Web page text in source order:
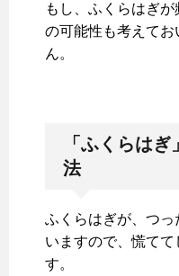
もし、ふくらはぎ
の可能性も考えて
ん。
「ふくらは
法
ふくらはぎが、つ
いますので、慌て
す。